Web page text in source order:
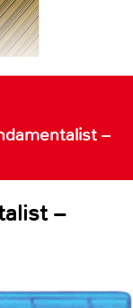
–
–